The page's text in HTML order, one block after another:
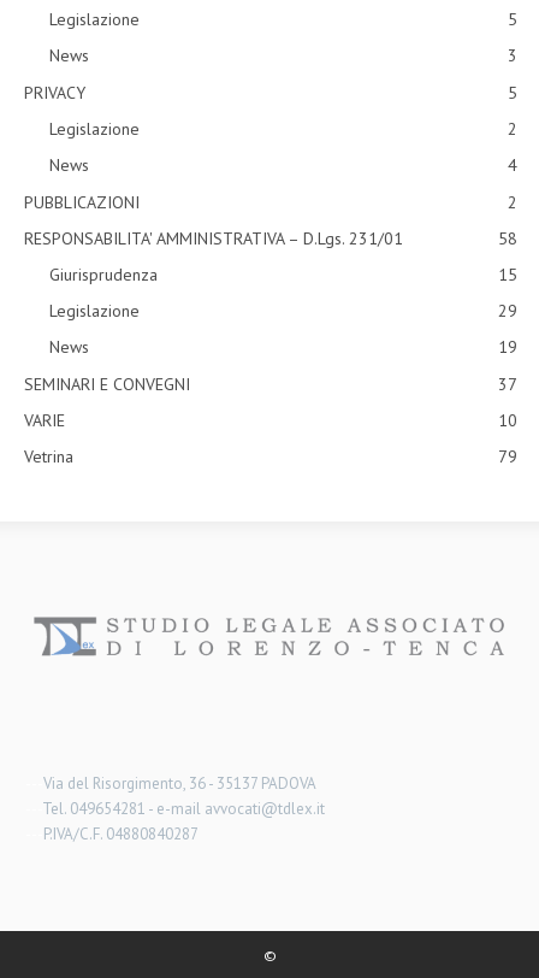
Legislazione
5
News
3
PRIVACY
5
Legislazione
2
News
4
PUBBLICAZIONI
2
RESPONSABILITA' AMMINISTRATIVA – D.Lgs. 231/01
58
Giurisprudenza
15
Legislazione
29
News
19
SEMINARI E CONVEGNI
37
VARIE
10
Vetrina
79
Via del Risorgimento, 36 - 35137 PADOVA
Tel. 049654281 - e-mail avvocati@tdlex.it
P.IVA/C.F. 04880840287
©